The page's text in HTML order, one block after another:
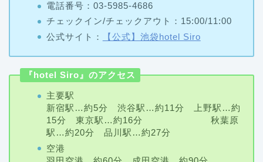
電話番号：03-5985-4686
チェックイン/チェックアウト：15:00/11:00
公式サイト：
【公式】池袋hotel Siro
『hotel Siro』のアクセス
主要駅
新宿駅…約5分 渋谷駅…約11分 上野駅…約
15分 東京駅…約16分 秋葉原
駅…約20分 品川駅…約27分
空港